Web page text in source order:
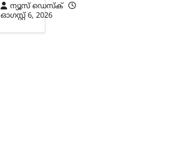
ന്യൂസ് ഡെസ്ക്
ഓഗസ്റ്റ്‌ 6, 2026